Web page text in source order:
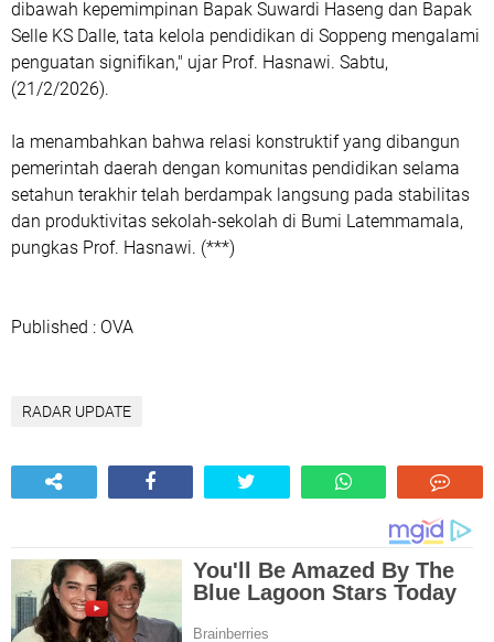
dibawah kepemimpinan Bapak Suwardi Haseng dan Bapak
Selle KS Dalle, tata kelola pendidikan di Soppeng mengalami
penguatan signifikan," ujar Prof. Hasnawi. Sabtu,
(21/2/2026).
Ia menambahkan bahwa relasi konstruktif yang dibangun
pemerintah daerah dengan komunitas pendidikan selama
setahun terakhir telah berdampak langsung pada stabilitas
dan produktivitas sekolah-sekolah di Bumi Latemmamala,
pungkas Prof. Hasnawi. (***)
Published : OVA
RADAR UPDATE